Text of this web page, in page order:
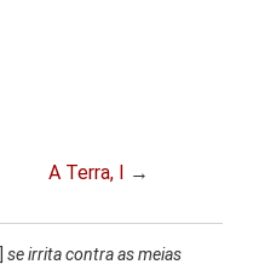
A Terra, I →
se irrita contra as meias